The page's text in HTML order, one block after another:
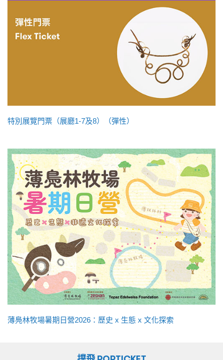
特別展覽門票（展廳1-7及8）（彈性）
薄鳧林牧場暑期日營2026：歷史 x 生態 x 文化探索